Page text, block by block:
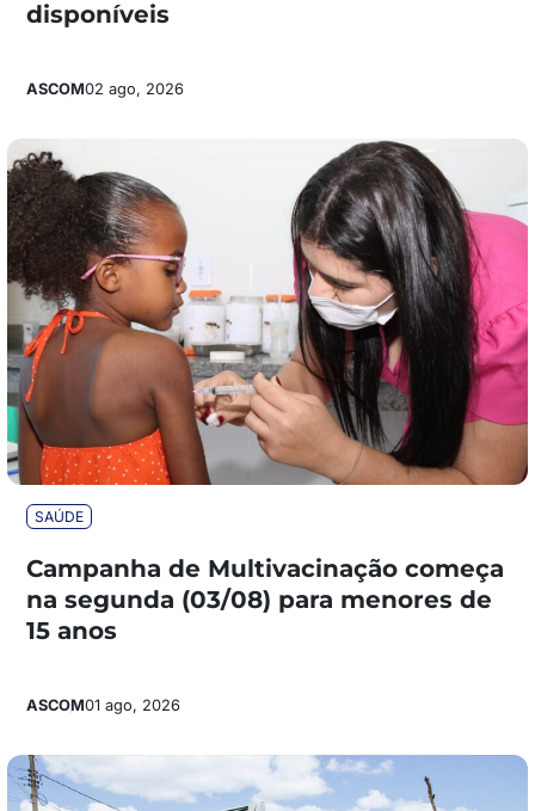
disponíveis
ASCOM02 ago, 2026
SAÚDE
Campanha de Multivacinação começa
na segunda (03/08) para menores de
15 anos
ASCOM01 ago, 2026